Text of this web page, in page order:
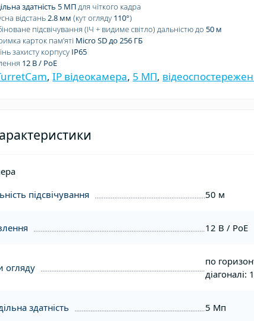
здатність 5 МПдля чіткого кадра
відстань2.8 мм (кут огляду 110°)
підсвічування (ІЧ + видиме світло) дальністю до 50 м
карток памʼяті Micro SD до 256 ГБ
захисту корпусу IP65
12 В / PoE
,IP відеокамера, 5 МП,
підсвічування
50 м
12 В / PoE
огляду
по
діагоналі:
здатність
5 Мп